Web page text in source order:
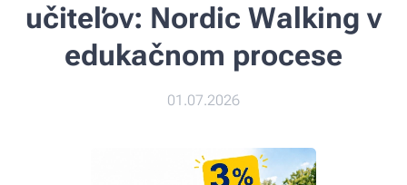
učiteľov: Nordic Walking v
edukačnom procese
01.07.2026